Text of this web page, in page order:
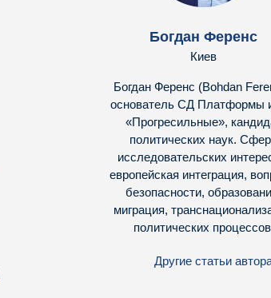
Богдан Ференс
Киев
Богдан Ференс (Bohdan
основатель СД Платформы
«Прогресильные»,
политических наук.
исследовательских
европейская интеграция,
безопасности,
миграция,
политических
Другие статьи